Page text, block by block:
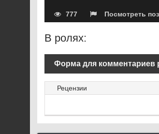
777 Посмотреть
В ролях:
Форма для комментариев
Рецензии